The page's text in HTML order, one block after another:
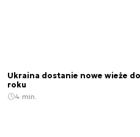
Ukraina dostanie nowe wieże
roku
4 min.